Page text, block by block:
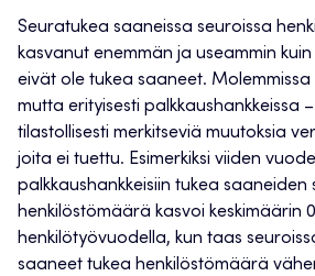
Seuratukea saaneissa seuroissa
kasvanut enemmän ja useammin
eivät ole tukea saaneet. Molemmissa
mutta erityisesti palkkaushankkeissa
tilastollisesti merkitseviä muutoksia
joita ei tuettu. Esimerkiksi viiden
palkkaushankkeisiin tukea saaneiden
henkilöstömäärä kasvoi keskimäärin
henkilötyövuodella, kun taas
saaneet tukea henkilöstömäärä